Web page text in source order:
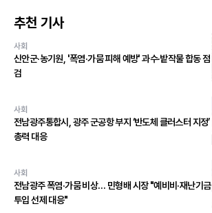
추천 기사
사회
신안군·농기원, '폭염·가뭄 피해 예방' 과수·밭작물 합동 점
검
사회
전남광주통합시, 광주 군공항 부지 ‘반도체 클러스터 지정’
총력 대응
사회
전남광주 폭염·가뭄 비상… 민형배 시장 "예비비·재난기금
투입 선제 대응"